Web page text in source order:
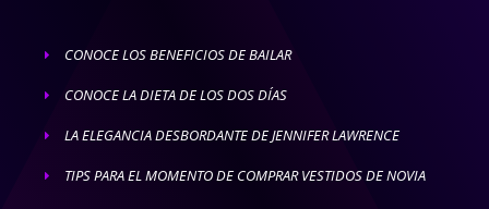
E CONOCE LOS BENEFICIOS DE BAILAR
E CONOCE LA DIETA DE LOS DOS DÍAS
E LA ELEGANCIA DESBORDANTE DE JENNIFER LAWRENCE
E TIPS PARA EL MOMENTO DE COMPRAR VESTIDOS DE NOVIA